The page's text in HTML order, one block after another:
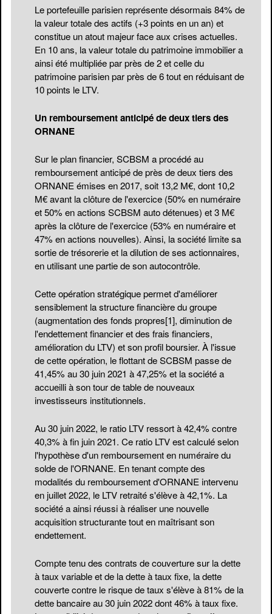
Le portefeuille parisien représente désormais 84% de
la valeur totale des actifs (+3 points en un an) et
constitue un atout majeur face aux crises actuelles.
En 10 ans, la valeur totale du patrimoine immobilier a
ainsi été multipliée par près de 2 et celle du
patrimoine parisien par près de 6 tout en réduisant de
10 points le LTV.
Un remboursement anticipé de deux tiers des
ORNANE
Sur le plan financier, SCBSM a procédé au
remboursement anticipé de près de deux tiers des
ORNANE émises en 2017, soit 13,2 M€, dont 10,2
M€ avant la clôture de l'exercice (50% en numéraire
et 50% en actions SCBSM auto détenues) et 3 M€
après la clôture de l'exercice (53% en numéraire et
47% en actions nouvelles). Ainsi, la société limite sa
sortie de trésorerie et la dilution de ses actionnaires,
en utilisant une partie de son autocontrôle.
Cette opération stratégique permet d'améliorer
sensiblement la structure financière du groupe
(augmentation des fonds propres[1], diminution de
l'endettement financier et des frais financiers,
amélioration du LTV) et son profil boursier. À l'issue
de cette opération, le flottant de SCBSM passe de
41,45% au 30 juin 2021 à 47,25% et la société a
accueilli à son tour de table de nouveaux
investisseurs institutionnels.
Au 30 juin 2022, le ratio LTV ressort à 42,4% contre
40,3% à fin juin 2021. Ce ratio LTV est calculé selon
l'hypothèse d'un remboursement en numéraire du
solde de l'ORNANE. En tenant compte des
modalités du remboursement d'ORNANE intervenu
en juillet 2022, le LTV retraité s'élève à 42,1%. La
société a ainsi réussi à réaliser une nouvelle
acquisition structurante tout en maîtrisant son
endettement.
Compte tenu des contrats de couverture sur la dette
à taux variable et de la dette à taux fixe, la dette
couverte contre le risque de taux s'élève à 81% de la
dette bancaire au 30 juin 2022 dont 46% à taux fixe.